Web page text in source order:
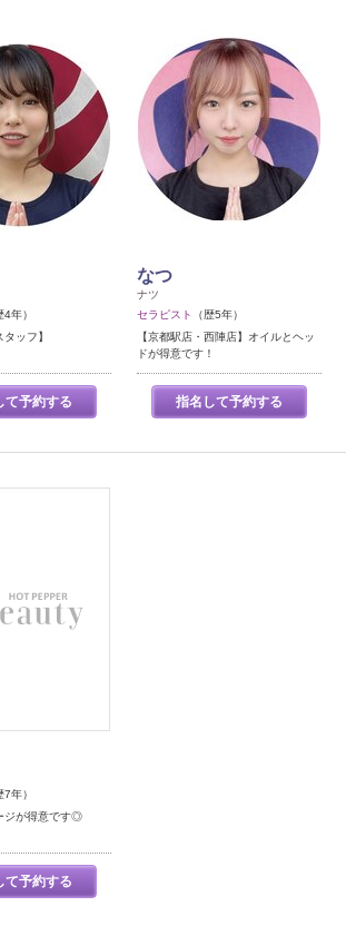
4年）
ッフ】
て予約する
なつ
ナツ
セラピスト
（歴5年）
【京都駅店・西陣店】オイルとヘッ
ドが得意です！
指名して予約する
7年）
ジが得意です◎
て予約する